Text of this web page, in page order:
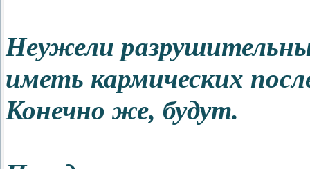
Неужели
иметь кармических
Конечно же, будут.